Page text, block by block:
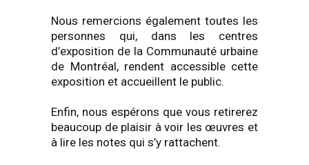
Nous remercions également toutes les
personnes qui, dans les centres
d’exposition de la Communauté urbaine
de Montréal, rendent accessible cette
exposition et accueillent le public.
Enfin, nous espérons que vous retirerez
beaucoup de plaisir à voir les œuvres et
à lire les notes qui s’y rattachent.